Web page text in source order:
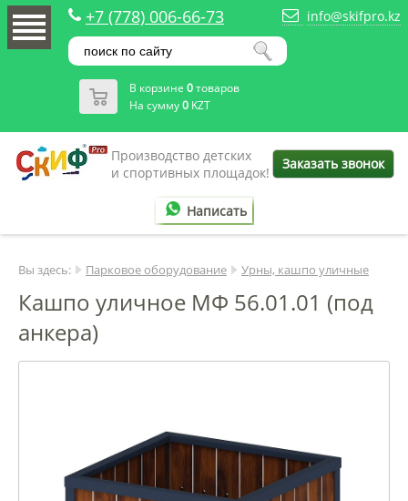
+7 (778) 006-66-73 info@skifpro.kz
В корзине 0товаров
На сумму0 KZT
Производство детских
и спортивных площадок!
Заказать звонок
Написать
Вы здесь: Парковое оборудование Урны, кашпо уличные
Кашпо уличное МФ 56.01.01 (под
анкера)